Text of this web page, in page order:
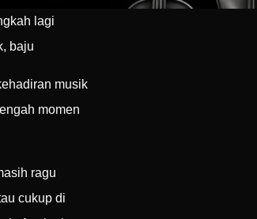
lagi
baju
musik
momen
ragu
cukup di